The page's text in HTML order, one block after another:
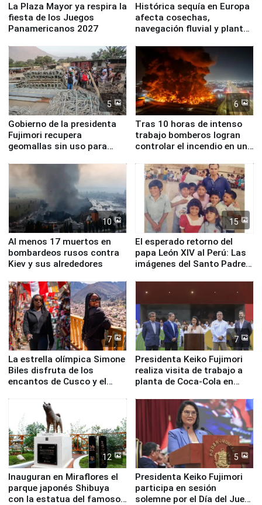
La Plaza Mayor ya respira la
fiesta de los Juegos
Panamericanos 2027
Histórica sequía en Europa
afecta cosechas,
navegación fluvial y plantas
5
Gobierno de la presidenta
Fujimori recupera
geomallas sin uso para
Fenómeno El Niño
6
Tras 10 horas de intenso
trabajo bomberos logran
controlar el incendio en una
de Chile
10
Al menos 17 muertos en
bombardeos rusos contra
Kiev y sus alrededores
15
El esperado retorno del
papa León XIV al Perú: Las
imágenes del Santo Padre
7
La estrella olímpica Simone
Biles disfruta de los
encantos de Cusco y el
7
Presidenta Keiko Fujimori
realiza visita de trabajo a
planta de Coca-Cola en
12
Inauguran en Miraflores el
parque japonés Shibuya
con la estatua del famoso
5
Presidenta Keiko Fujimori
participa en sesión
solemne por el Día del Juez